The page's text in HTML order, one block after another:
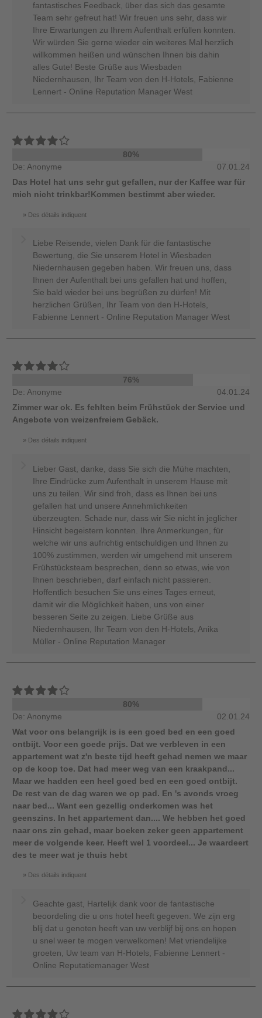
fantastisches Feedback, über das sich das gesamte
Team sehr gefreut hat! Wir freuen uns sehr, dass wir
Ihre Erwartungen zu Ihrem Aufenthalt erfüllen konnten.
Wir würden Sie gerne wieder ein weiteres Mal herzlich
willkommen heißen und wünschen Ihnen bis dahin
alles Gute! Beste Grüße aus Wiesbaden
Niedernhausen, Ihr Team von den H-Hotels, Fabienne
Lennert - Online Reputation Manager West
80%
De: Anonyme
07.01.24
Das Hotel hat uns sehr gut gefallen, nur der Kaffee war für
mich nicht trinkbar!Kommen bestimmt aber wieder.
Des détails indiquent
Liebe Reisende, vielen Dank für die fantastische
Bewertung, die Sie unserem Hotel in Wiesbaden
Niedernhausen gegeben haben. Wir freuen uns, dass
Ihnen der Aufenthalt bei uns gefallen hat und hoffen,
Sie bald wieder bei uns begrüßen zu dürfen! Mit
herzlichen Grüßen, Ihr Team von den H-Hotels,
Fabienne Lennert - Online Reputation Manager West
76%
De: Anonyme
04.01.24
Zimmer war ok. Es fehlten beim Frühstück der Service und
Angebote von weizenfreiem Gebäck.
Des détails indiquent
Lieber Gast, danke, dass Sie sich die Mühe machten,
Ihre Eindrücke zum Aufenthalt in unserem Hause mit
uns zu teilen. Wir sind froh, dass es Ihnen bei uns
gefallen hat und unsere Annehmlichkeiten
überzeugten. Schade nur, dass wir Sie nicht in jeglicher
Hinsicht begeistern konnten. Ihre Anmerkungen, für
welche wir uns aufrichtig entschuldigen und Ihnen zu
100% zustimmen, werden wir umgehend mit unserem
Frühstücksteam besprechen, denn so etwas, wie von
Ihnen beschrieben, darf einfach nicht passieren.
Hoffentlich besuchen Sie uns eines Tages erneut,
damit wir die Möglichkeit haben, uns von einer
besseren Seite zu zeigen. Liebe Grüße aus
Niedernhausen, Ihr Team von den H-Hotels, Anika
Müller - Online Reputation Manager
80%
De: Anonyme
02.01.24
Wat voor ons belangrijk is is een goed bed en een goed
ontbijt. Voor een goede prijs. Dat we verbleven in een
appartement wat z'n beste tijd heeft gehad nemen we maar
op de koop toe. Dat had meer weg van een kraakpand...
Maar we hadden een heel goed bed en een goed ontbijt.
De rest van de dag waren we op pad. En 's avonds vroeg
naar bed... Want een gezellig onderkomen was het
geenszins. In het appartement dan.... We hebben het goed
naar ons zin gehad, maar boeken zeker geen appartement
meer de volgende keer. Heeft wel 1 voordeel... Je waardeert
des te meer wat je thuis hebt
Des détails indiquent
Geachte gast, Hartelijk dank voor de fantastische
beoordeling die u ons hotel heeft gegeven. We zijn erg
blij dat u genoten heeft van uw verblijf bij ons en hopen
u snel weer te mogen verwelkomen! Met vriendelijke
groeten, Uw team van H-Hotels, Fabienne Lennert -
Online Reputatiemanager West